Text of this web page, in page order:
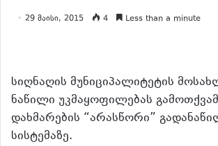
29 მაისი, 2015 4 Less than a minute
სიღნაღის მუნიციპალიტეტის
ნაწილი უკმაყოფილებას
დახმარების “არასწორი”
სისტემაზე.